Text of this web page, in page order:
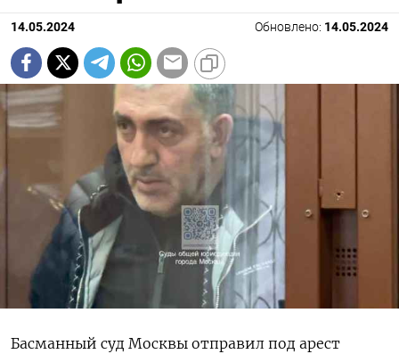
14.05.2024 Обновлено: 14.05.2024
Басманный суд Москвы отправил под арест